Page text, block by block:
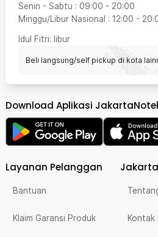
Senin - Sabtu : 09:00 - 20:00
Minggu/Libur Nasional : 12:00 -
Idul Fitri: libur
Beli langsung/self pickup di kota
Download Aplikasi
Layanan Pelanggan
Bantuan
Klaim Garansi Produk Kontak